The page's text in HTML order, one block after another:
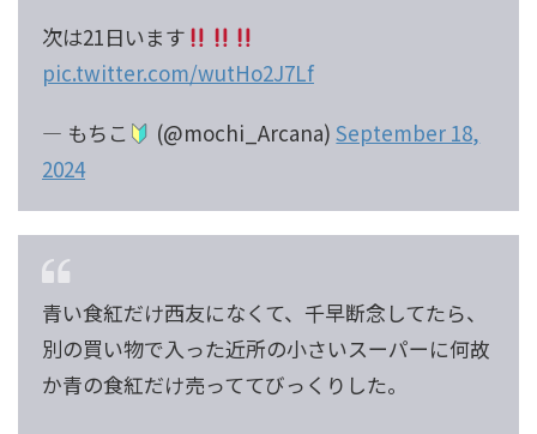
次は21日います
pic.twitter.com/wutHo2J7Lf
— もちこ
(@mochi_Arcana)September 18,
2024
青い食紅だけ西友になくて、千早断念してたら、
別の買い物で入った近所の小さいスーパーに何故
か青の食紅だけ売っててびっくりした。